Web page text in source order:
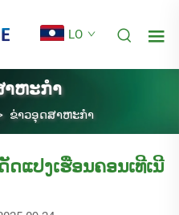
LO
າຫະກຳ
ຂ່າວອຸດສາຫະກຳ
ແປງເຮືອນຄອນເທີເນີ